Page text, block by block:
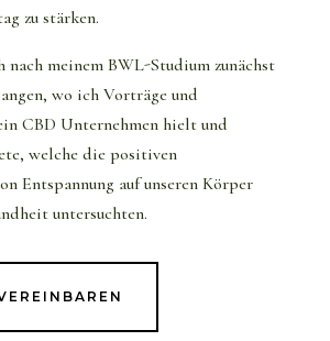
zu stärken.
meinem BWL-Studium zunächst
wo ich Vorträge und
CBD Unternehmen hielt und
welche die positiven
Entspannung auf unseren Körper
untersuchten.